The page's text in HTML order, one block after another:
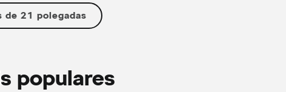
de 21 polegadas
populares